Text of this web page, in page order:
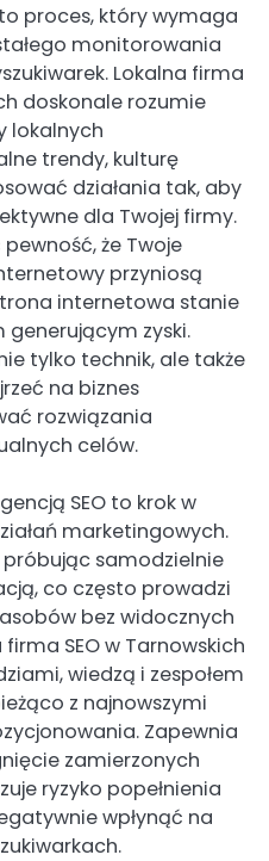
proces, który wymaga
monitorowania
Lokalna firma
doskonale rozumie
lokalnych
trendy, kulturę
działania tak, aby
dla Twojej firmy.
że Twoje
przyniosą
internetowa stanie
generującym zyski.
tylko technik, ale także
na biznes
rozwiązania
celów.
SEO to krok w
marketingowych.
próbując samodzielnie
co często prowadzi
bez widocznych
SEO w Tarnowskich
wiedzą i zespołem
z najnowszymi
Zapewnia
zamierzonych
ryzyko popełnienia
wpłynąć na